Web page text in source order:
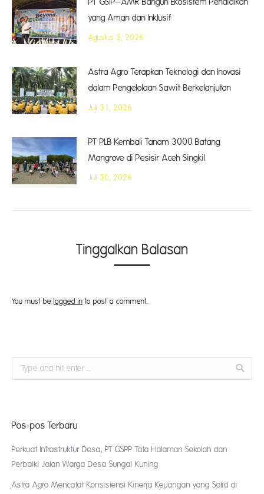
PT GSIP–AMR Bangun Ekosistem Pendidikan
yang Aman dan Inklusif
Agustus 3, 2026
Astra Agro Terapkan Teknologi dan Inovasi
dalam Pengelolaan Sawit Berkelanjutan
Juli 31, 2026
PT PLB Kembali Tanam 3000 Batang
Mangrove di Pesisir Aceh Singkil
Juli 30, 2026
Tinggalkan Balasan
You must be logged in to post a comment.
Search:
Pos-pos Terbaru
Perkuat Infrastruktur Desa, PT GSPP Tata Halaman Sekolah dan
Perbaiki Jalan Warga Desa Sungai Kuning
Astra Agro Mencatat Konsistensi Kinerja Keuangan yang Solid di